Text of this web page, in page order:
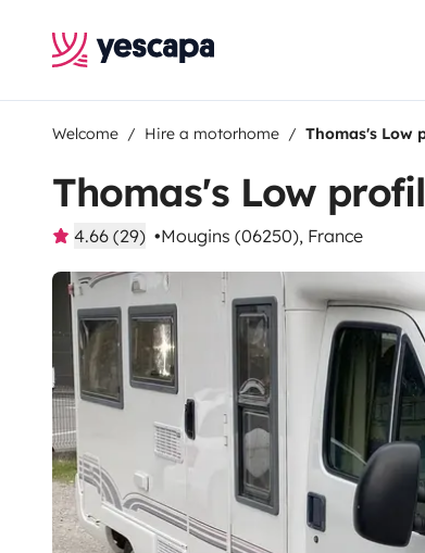
Welcome Hire a motorhome Thomas's Low
Thomas's Low
4.66 (29) Mougins (06250), France